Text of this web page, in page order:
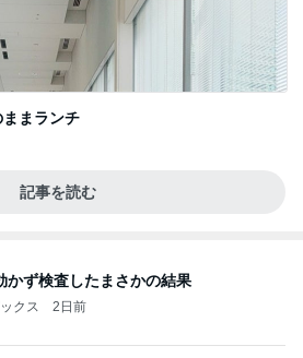
まランチ
記事を読む
かず検査したまさかの結果
クス 2日前